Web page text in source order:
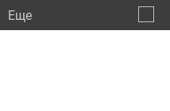
Eще